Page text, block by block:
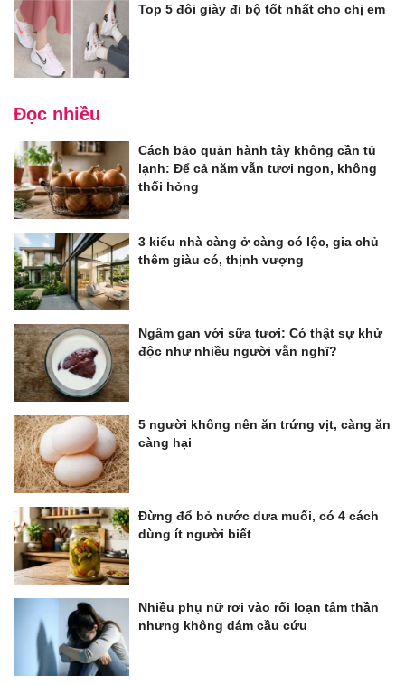
Top 5 đôi giày đi bộ tốt nhất cho chị em
Đọc nhiều
Cách bảo quản hành tây không cần tủ
lạnh: Để cả năm vẫn tươi ngon, không
thối hỏng
3 kiểu nhà càng ở càng có lộc, gia chủ
thêm giàu có, thịnh vượng
Ngâm gan với sữa tươi: Có thật sự khử
độc như nhiều người vẫn nghĩ?
5 người không nên ăn trứng vịt, càng ăn
càng hại
Đừng đổ bỏ nước dưa muối, có 4 cách
dùng ít người biết
Nhiều phụ nữ rơi vào rối loạn tâm thần
nhưng không dám cầu cứu